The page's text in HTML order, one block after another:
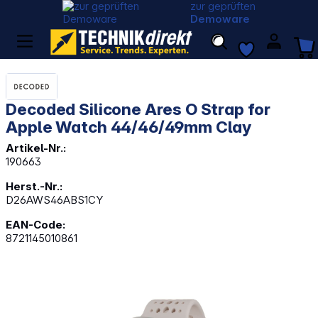
zur geprüften
Demoware
Decoded Silicone Ares O Strap for
Apple Watch 44/46/49mm Clay
Artikel-Nr.:
190663
Herst.-Nr.:
D26AWS46ABS1CY
EAN-Code:
8721145010861